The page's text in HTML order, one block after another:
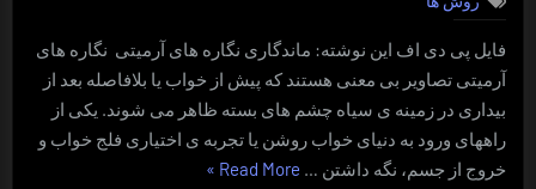
نگه
داری
توجه
بر
آنها
فایل پی دی اف این نوشته: ماندگاری نگاره های آرمیتی نگاره های
آرمیتی تصاویر بی معنی هستند که پیش از خواب یا بلافاصله بعد از
بیداری در زمینه ی سیاه چشم های بسته ظاهر می شوند. یکی از
راههای ورود به دنیای خواب روشن یا تجربه ی اختیاری فلج خواب و
خروج از جسم، نگه داشتن … Read More “نگاره
»